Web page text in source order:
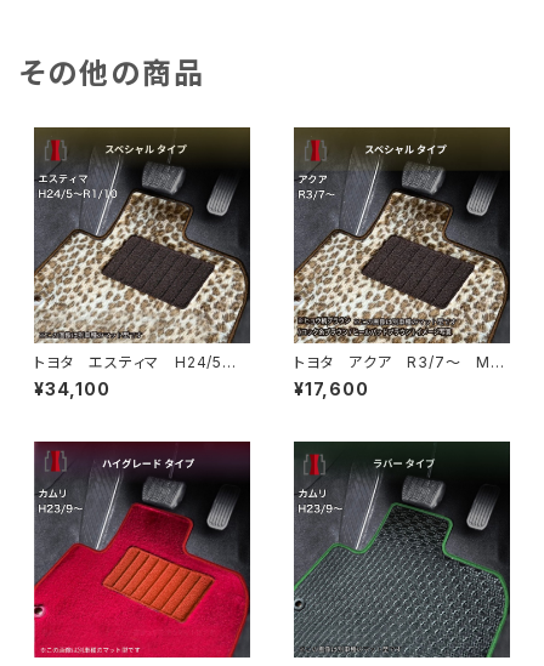
その他の商品
トヨタ エスティマ H24/5〜R
1/10（後期） 50系 フロアマッ
ト一式 カーマット スペシャル
¥34,100
トヨタ アクア R3/7〜 MX
PK系 フロアマット一式 カー
マット スペシャルタイプ
¥17,600